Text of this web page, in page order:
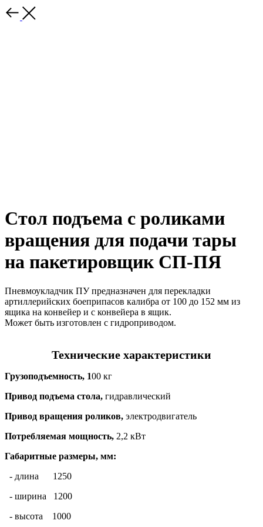
Стол подъема с роликами
вращения для подачи тары
на пакетировщик СП-ПЯ
Пневмоукладчик ПУ предназначен для перекладки
артиллерийских боеприпасов калибра от 100 до 152 мм из
ящика на конвейер и с конвейера в ящик.
Может быть изготовлен с гидроприводом.
Технические характеристики
Грузоподъемность, 100 кг
Привод подъема стола, гидравлический
Привод вращения роликов, электродвигатель
Потребляемая мощность, 2,2 кВт
Габаритные размеры, мм:
- длина 1250
- ширина 1200
- высота 1000